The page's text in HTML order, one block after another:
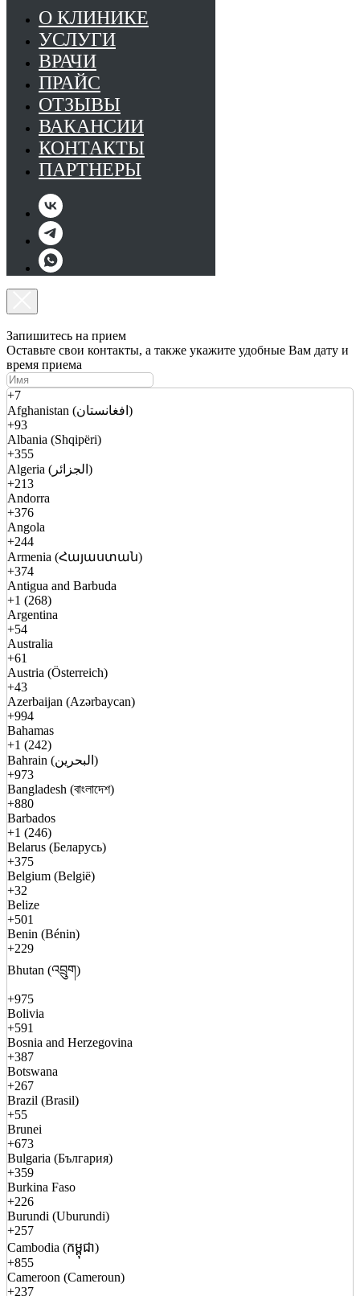
О КЛИНИКЕ
УСЛУГИ
ВРАЧИ
ПРАЙС
ОТЗЫВЫ
ВАКАНСИИ
КОНТАКТЫ
ПАРТНЕРЫ
Запишитесь на прием
Оставьте свои контакты, а также укажите удобные Вам дату и
время приема
+7
Afghanistan (افغانستان)
+93
Albania (Shqipëri)
+355
Algeria (الجزائر)
+213
Andorra
+376
Angola
+244
Armenia (Հայաստան)
+374
Antigua and Barbuda
+1 (268)
Argentina
+54
Australia
+61
Austria (Österreich)
+43
Azerbaijan (Azərbaycan)
+994
Bahamas
+1 (242)
Bahrain (البحرين)
+973
Bangladesh (বাংলাদেশ)
+880
Barbados
+1 (246)
Belarus (Беларусь)
+375
Belgium (België)
+32
Belize
+501
Benin (Bénin)
+229
Bhutan (འབྲུག)
+975
Bolivia
+591
Bosnia and Herzegovina
+387
Botswana
+267
Brazil (Brasil)
+55
Brunei
+673
Bulgaria (България)
+359
Burkina Faso
+226
Burundi (Uburundi)
+257
Cambodia (កម្ពុជា)
+855
Cameroon (Cameroun)
+237